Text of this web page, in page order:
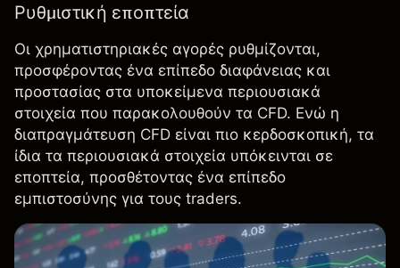
Ρυθμιστική εποπτεία
Οι χρηματιστηριακές αγορές ρυθμίζονται,
προσφέροντας ένα επίπεδο διαφάνειας και
προστασίας στα υποκείμενα περιουσιακά
στοιχεία που παρακολουθούν τα CFD. Ενώ η
διαπραγμάτευση CFD είναι πιο κερδοσκοπική, τα
ίδια τα περιουσιακά στοιχεία υπόκεινται σε
εποπτεία, προσθέτοντας ένα επίπεδο
εμπιστοσύνης για τους traders.